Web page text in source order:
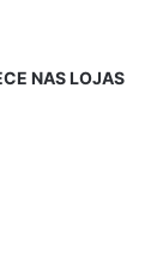
NAS LOJAS